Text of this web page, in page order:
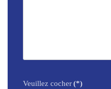
Veuillez cocher(*)